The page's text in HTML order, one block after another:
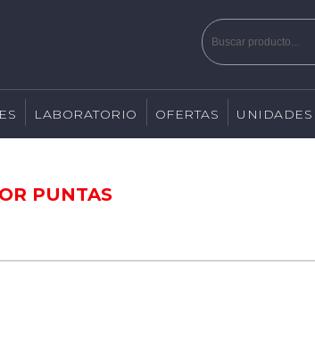
LABORATORIO OFERTAS UNIDADES
PUNTAS